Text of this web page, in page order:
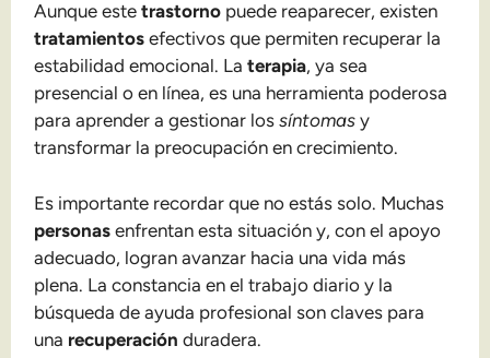
Aunque estetrastorno puede reaparecer, existen
tratamientos efectivos que permiten recuperar la
estabilidad emocional. Laterapia, ya sea
presencial o en línea, es una herramienta poderosa
para aprender a gestionar lossíntomas y
transformar la preocupación en crecimiento.
Es importante recordar que no estás solo. Muchas
personas enfrentan esta situación y, con el apoyo
adecuado, logran avanzar hacia una vida más
plena. La constancia en el trabajo diario y la
búsqueda de ayuda profesional son claves para
una recuperación duradera.